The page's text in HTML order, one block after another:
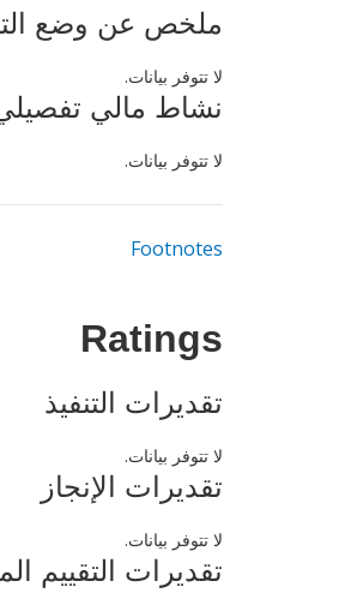
ملخص عن وضع
لا تتوفر بيانات.
نشاط مالي تفصيلي في
لا تتوفر بيانات.
Footnotes
Ratings
تقديرات التنفيذ
لا تتوفر بيانات.
تقديرات الإنجاز
لا تتوفر بيانات.
تقديرات التقييم